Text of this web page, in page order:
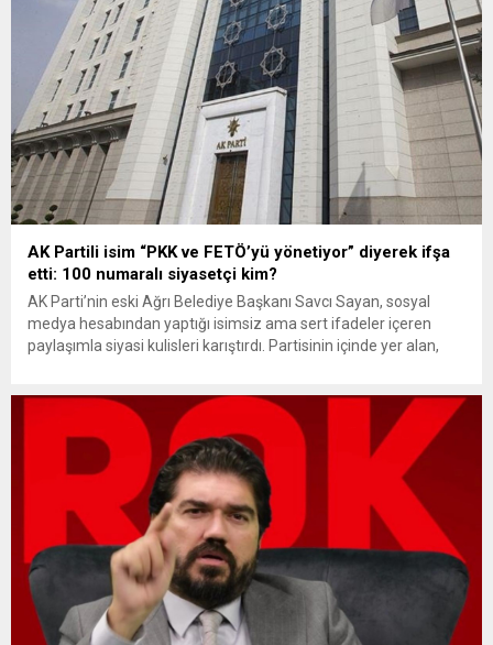
AK Partili isim “PKK ve FETÖ’yü yönetiyor” diyerek ifşa
etti: 100 numaralı siyasetçi kim?
AK Parti’nin eski Ağrı Belediye Başkanı Savcı Sayan, sosyal
medya hesabından yaptığı isimsiz ama sert ifadeler içeren
paylaşımla siyasi kulisleri karıştırdı. Partisinin içinde yer alan,
Savcı Sayan’ın paylaşımı açık bir hedef göstermese...